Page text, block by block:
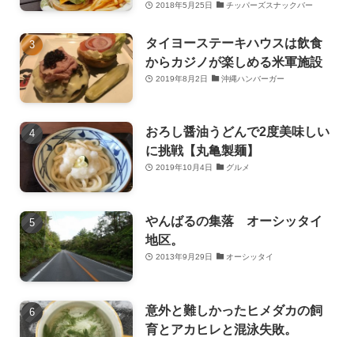
2018年5月25日 チッパーズスナックバー
タイヨーステーキハウスは飲食
からカジノが楽しめる米軍施設
2019年8月2日 沖縄ハンバーガー
おろし醤油うどんで2度美味しい
に挑戦【丸亀製麺】
2019年10月4日 グルメ
やんばるの集落 オーシッタイ
地区。
2013年9月29日 オーシッタイ
意外と難しかったヒメダカの飼
育とアカヒレと混泳失敗。